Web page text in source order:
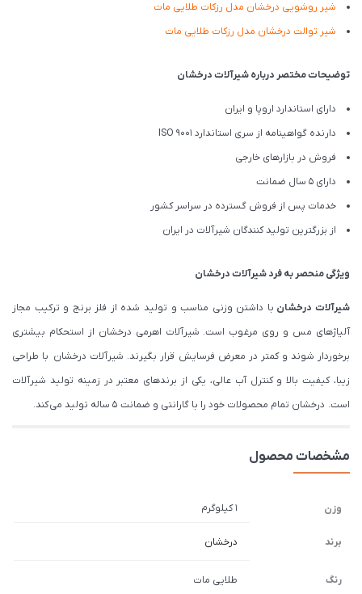
شیر روشویی درخشان مدل رزکات طلایی مات
شیر توالت درخشان مدل رزکات طلایی مات
توضیحات مختصر درباره شیرآلات درخشان
دارای استاندارد اروپا و ایران
دارنده گواهینامه از سری استاندارد ISO 9001
فروش در بازارهای خارجی
دارای 5 سال ضمانت
خدمات پس از فروش گسترده در سراسر کشور
از بزرگترین تولید کنندگان شیرآلات در ایران
ویژگی منحصر به فرد شیرآلات درخشان
شیرآلات درخشان با داشتن وزنی مناسب و تولید شده از فلز برنج و ترکیب مجاز
آلیاژهای مس و روی مرغوب است. شیرآلات اهرمی درخشان از استحکام بیشتری
برخوردار شوند و کمتر در معرض فرسایش قرار بگیرند. شیرآلات درخشان با طراحی
زیبا، کیفیت بالا و کنترل آب عالی، یکی از برندهای معتبر در زمینه تولید شیرآلات
است. درخشان تمام محصولات خود را با گارانتی و ضمانت 5 ساله تولید می کند.
مشخصات محصول
وزن 1 کیلوگرم
برند درخشان
رنگ طلایی مات